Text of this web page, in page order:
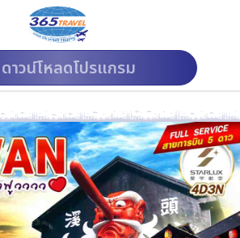
ดาวน์โหลดโปรแกรม